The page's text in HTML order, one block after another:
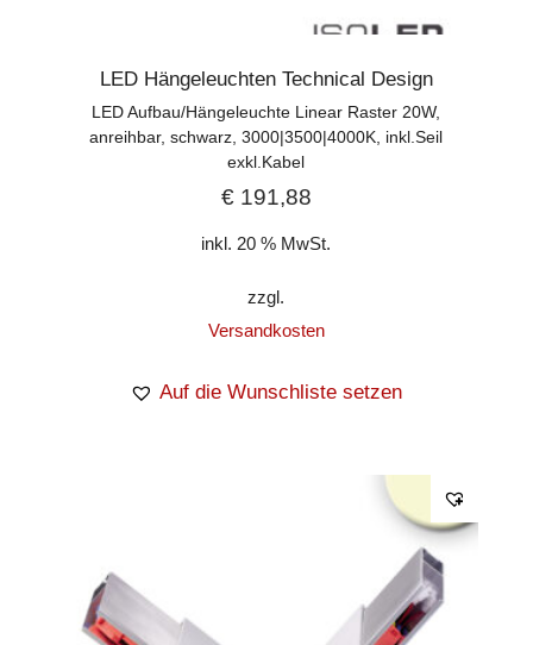
LED Hängeleuchten Technical Design
LED Aufbau/Hängeleuchte Linear Raster 20W,
anreihbar, schwarz, 3000|3500|4000K, inkl.Seil
exkl.Kabel
€191,88
inkl. 20 % MwSt.
zzgl.
Versandkosten
Auf die Wunschliste setzen